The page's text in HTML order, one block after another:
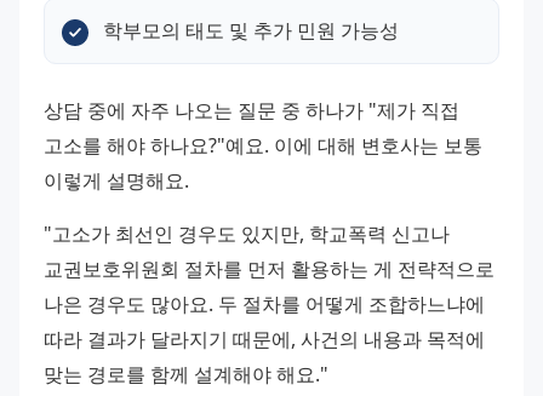
학부모의 태도 및 추가 민원 가능성
상담 중에 자주 나오는 질문 중 하나가 "제가 직접
고소를 해야 하나요?"예요. 이에 대해 변호사는 보통
이렇게 설명해요.
"고소가 최선인 경우도 있지만, 학교폭력 신고나
교권보호위원회 절차를 먼저 활용하는 게 전략적으로
나은 경우도 많아요. 두 절차를 어떻게 조합하느냐에
따라 결과가 달라지기 때문에, 사건의 내용과 목적에
맞는 경로를 함께 설계해야 해요."